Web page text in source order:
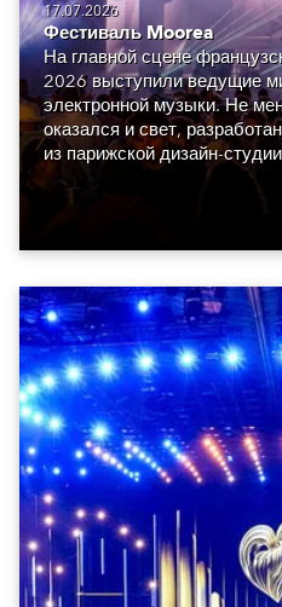
17.07.2026
Фестиваль Moorea
На главной сцене
2026 выступили ведущие
электронной музыки. Не
оказался и свет,
из парижской дизайн-
составили сорок восемь